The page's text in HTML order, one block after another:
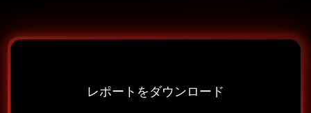
レポートをダウンロード